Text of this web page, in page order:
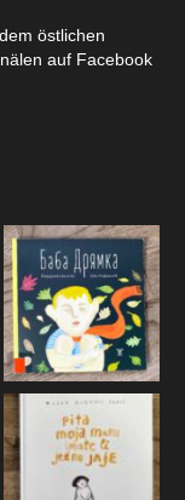
östlichen
auf Facebook